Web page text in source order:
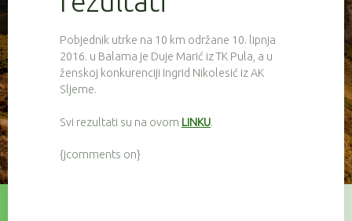
Pobjednik utrke na 10 km održane 10. lipnja
2016. u Balama je Duje Marić iz TK Pula, a u
ženskoj konkurenciji Ingrid Nikolesić iz AK
Sljeme.
Svi rezultati su na ovom LINKU.
{jcomments on}